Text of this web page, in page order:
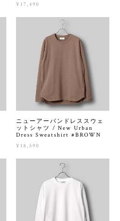
¥17,490
ニューアーバンドレススウェ
ットシャツ / New Urban
Dress Sweatshirt #BROWN
¥18,590